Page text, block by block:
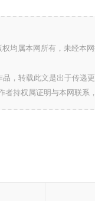
均属本网所有，未经本
，转载此文是出于传递更
持权属证明与本网联系